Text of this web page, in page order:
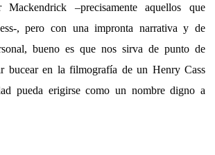
Mackendrick –precisamente aquellos que
, pero con una impronta narrativa y de
bueno es que nos sirva de punto de
bucear en la filmografía de un Henry Cass
pueda erigirse como un nombre digno a